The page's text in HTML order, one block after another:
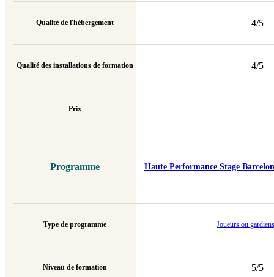
Qualité de l'hébergement
Qualité des installations de formation
Prix
4/5
4/5
Programme
Type de programme
Niveau de formation
Haute Performance Stage
Joueurs ou
5/5